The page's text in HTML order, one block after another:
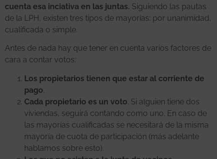
cuenta esa inciativa en las juntas. Siguiendo las pautas
de la LPH, existen tres tipos de mayorías: por unanimidad,
cualificada o simple.
Antes de nada hay que tener en cuenta varios factores de
cara a contar votos:
Los propietarios tienen que estar al corriente de
pago.
Cada propietario es un voto. Si alguien tiene dos
viviendas, seguirá contando como uno. En caso de
las mayorías cualificadas se necesitará de la misma
mayoría de cuota de participación (más adelante
hablamos sobre esto).